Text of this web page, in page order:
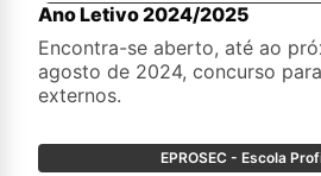
Ano Letivo 2024/2025
Encontra-se aberto, até ao
agosto de 2024, concurso
externos.
EPROSEC - Escola